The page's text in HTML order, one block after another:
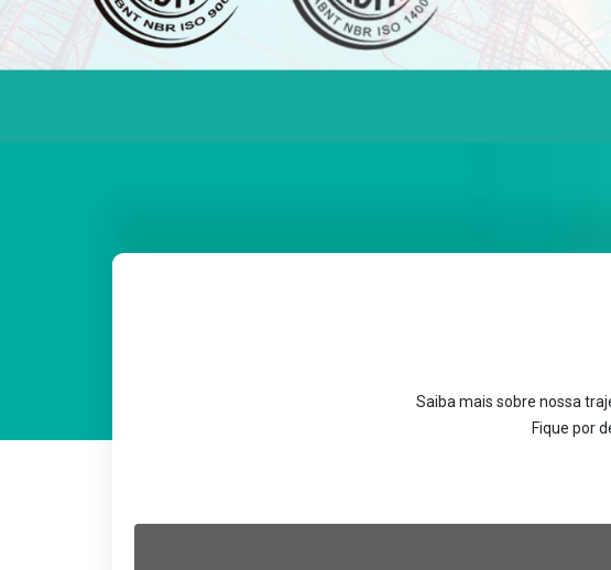
Saiba mais sobre nossa
Fique por